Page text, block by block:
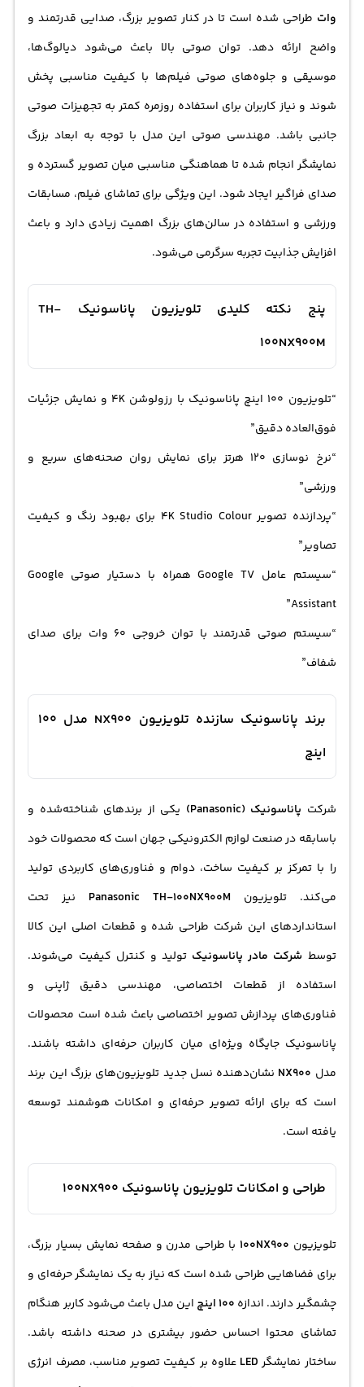
وات طراحی شده است تا در کنار تصویر بزرگ، صدایی قدرتمند و
واضح ارائه دهد. توان صوتی بالا باعث می‌شود دیالوگ‌ها،
موسیقی و جلوه‌های صوتی فیلم‌ها با کیفیت مناسبی پخش
شوند و نیاز کاربران برای استفاده روزمره کمتر به تجهیزات صوتی
جانبی باشد. مهندسی صوتی این مدل با توجه به ابعاد بزرگ
نمایشگر انجام شده تا هماهنگی مناسبی میان تصویر گسترده و
صدای فراگیر ایجاد شود. این ویژگی برای تماشای فیلم، مسابقات
ورزشی و استفاده در سالن‌های بزرگ اهمیت زیادی دارد و باعث
افزایش جذابیت تجربه سرگرمی می‌شود.
پنج نکته کلیدی تلویزیون پاناسونیک TH-
100NX900M
“تلویزیون 100 اینچ پاناسونیک با رزولوشن 4K و نمایش جزئیات
فوق‌العاده دقیق”
“نرخ نوسازی 120 هرتز برای نمایش روان صحنه‌های سریع و
ورزشی”
“پردازنده تصویر 4K Studio Colour برای بهبود رنگ و کیفیت
تصاویر”
“سیستم عامل Google TV همراه با دستیار صوتی Google
Assistant”
“سیستم صوتی قدرتمند با توان خروجی 60 وات برای صدای
شفاف”
برند پاناسونیک سازنده تلویزیون NX900 مدل 100
اینچ
شرکت پاناسونیک (Panasonic)
یکی از برندهای شناخته‌شده و
باسابقه در صنعت لوازم الکترونیکی جهان است که محصولات خود
را با تمرکز بر کیفیت ساخت، دوام و فناوری‌های کاربردی تولید
می‌کند. تلویزیون Panasonic TH-100NX900M نیز تحت
استانداردهای این شرکت طراحی شده و قطعات اصلی این کالا
توسط شرکت مادر پاناسونیک تولید و کنترل کیفیت می‌شوند.
استفاده از قطعات اختصاصی، مهندسی دقیق ژاپنی و
فناوری‌های پردازش تصویر اختصاصی باعث شده است محصولات
پاناسونیک جایگاه ویژه‌ای میان کاربران حرفه‌ای داشته باشند.
مدل NX900 نشان‌دهنده نسل جدید تلویزیون‌های بزرگ این برند
است که برای ارائه تصویر حرفه‌ای و امکانات هوشمند توسعه
یافته است.
طراحی و امکانات تلویزیون پاناسونیک 100NX900
تلویزیون 100NX900 با طراحی مدرن و صفحه نمایش بسیار بزرگ،
برای فضاهایی طراحی شده است که نیاز به یک نمایشگر حرفه‌ای و
چشمگیر دارند. اندازه 100 اینچ
این مدل باعث می‌شود کاربر هنگام
تماشای محتوا احساس حضور بیشتری در صحنه داشته باشد.
ساختار نمایشگرLED علاوه بر کیفیت تصویر مناسب، مصرف انرژی